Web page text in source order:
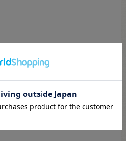
もちろん、様々な形状の玉巻きの糸に
引き揃え作品にも使えます。
。
あることがございます、ご了承くださ